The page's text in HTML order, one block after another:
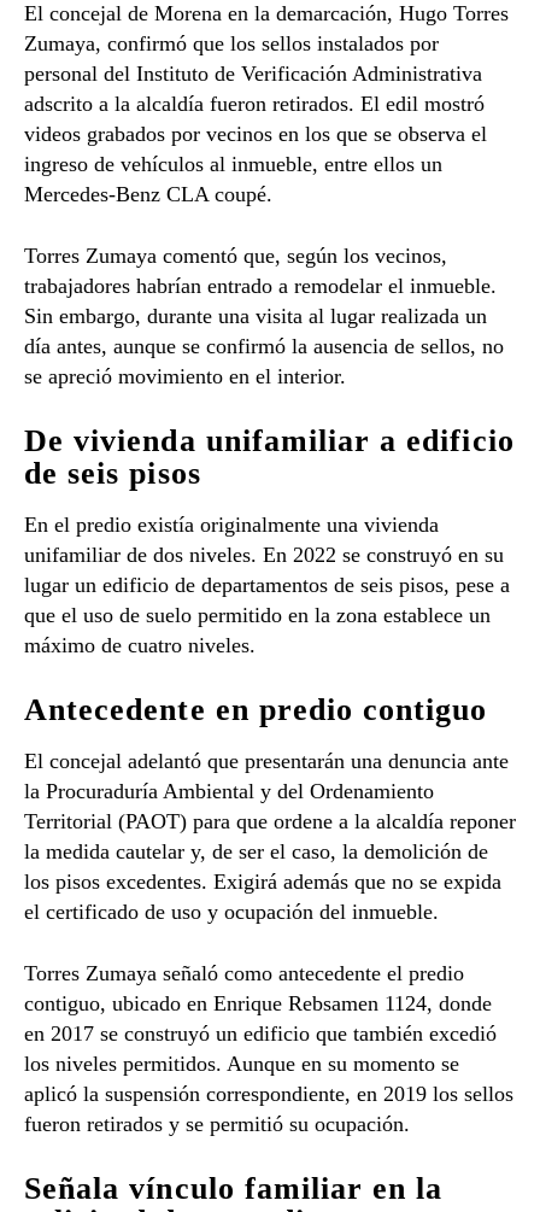
El concejal de Morena en la demarcación, Hugo Torres
Zumaya, confirmó que los sellos instalados por
personal del Instituto de Verificación Administrativa
adscrito a la alcaldía fueron retirados. El edil mostró
videos grabados por vecinos en los que se observa el
ingreso de vehículos al inmueble, entre ellos un
Mercedes-Benz CLA coupé.
Torres Zumaya comentó que, según los vecinos,
trabajadores habrían entrado a remodelar el inmueble.
Sin embargo, durante una visita al lugar realizada un
día antes, aunque se confirmó la ausencia de sellos, no
se apreció movimiento en el interior.
De vivienda unifamiliar a edificio
de seis pisos
En el predio existía originalmente una vivienda
unifamiliar de dos niveles. En 2022 se construyó en su
lugar un edificio de departamentos de seis pisos, pese a
que el uso de suelo permitido en la zona establece un
máximo de cuatro niveles.
Antecedente en predio contiguo
El concejal adelantó que presentarán una denuncia ante
la Procuraduría Ambiental y del Ordenamiento
Territorial (PAOT) para que ordene a la alcaldía reponer
la medida cautelar y, de ser el caso, la demolición de
los pisos excedentes. Exigirá además que no se expida
el certificado de uso y ocupación del inmueble.
Torres Zumaya señaló como antecedente el predio
contiguo, ubicado en Enrique Rebsamen 1124, donde
en 2017 se construyó un edificio que también excedió
los niveles permitidos. Aunque en su momento se
aplicó la suspensión correspondiente, en 2019 los sellos
fueron retirados y se permitió su ocupación.
Señala vínculo familiar en la